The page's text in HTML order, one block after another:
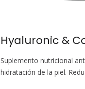
Hyaluronic &
Suplemento nutricional
hidratación de la piel.